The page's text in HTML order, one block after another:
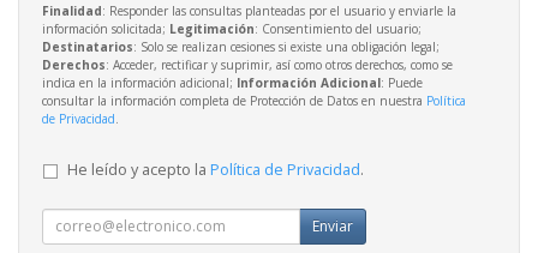
Finalidad: Responder las consultas planteadas por el usuario y enviarle la
información solicitada; Legitimación: Consentimiento del usuario;
Destinatarios: Solo se realizan cesiones si existe una obligación legal;
Derechos: Acceder, rectificar y suprimir, así como otros derechos, como se
indica en la información adicional; Información Adicional: Puede
consultar la información completa de Protección de Datos en nuestra Política
de Privacidad
He leído y acepto la Política de Privacidad.
Enviar